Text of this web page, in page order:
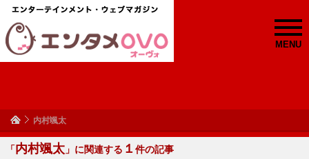
MENU
内村颯太
「内村颯太 」に関連する １ 件の記事